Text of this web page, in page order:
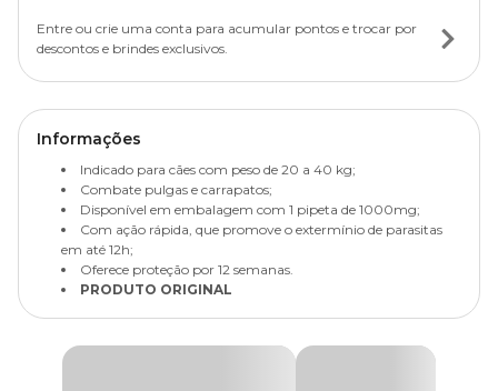
Entre ou crie uma conta para acumular pontos e trocar por
descontos e brindes exclusivos.
Informações
Indicado para cães com peso de 20 a 40 kg;
Combate pulgas e carrapatos;
Disponível em embalagem com 1 pipeta de 1000mg;
Com ação rápida, que promove o extermínio de parasitas
em até 12h;
Oferece proteção por 12 semanas.
PRODUTO ORIGINAL